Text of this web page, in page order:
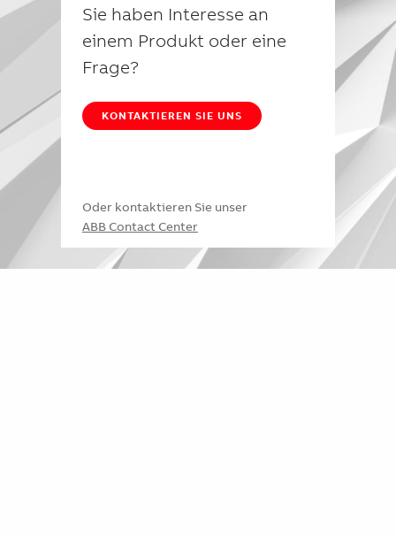
Sie haben Interesse an
einem Produkt oder eine
Frage?
KONTAKTIEREN SIE UNS
Oder kontaktieren Sie unser
ABB Contact Center